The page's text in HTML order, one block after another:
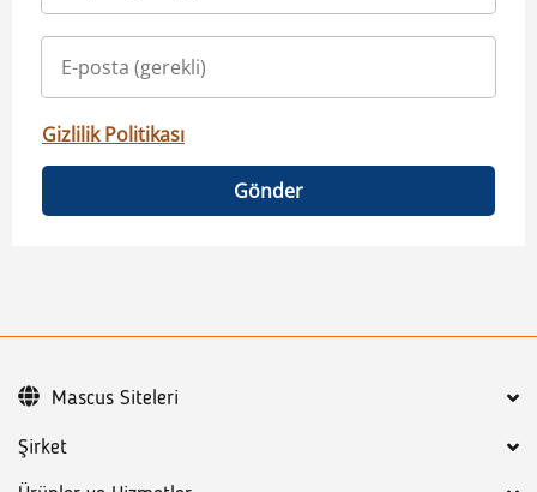
Gizlilik Politikası
Gönder
Şirket
Mascus Siteleri